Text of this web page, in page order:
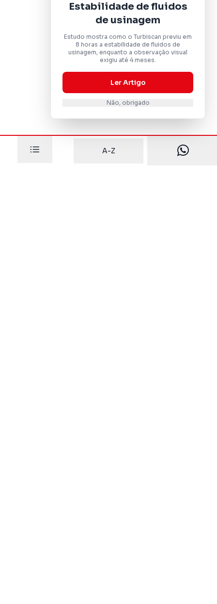
Estabilidade de fluidos
de usinagem
Estudo mostra como o Turbiscan previu em
8 horas a estabilidade de fluidos de
usinagem, enquanto a observação visual
exigiu até 4 meses.
Ler Artigo
Não, obrigado
A-Z